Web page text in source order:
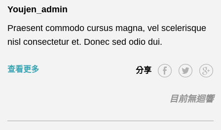
Youjen_admin
Praesent commodo cursus magna, vel scelerisque
nisl consectetur et. Donec sed odio dui.
查看更多 分享
目前無迴響